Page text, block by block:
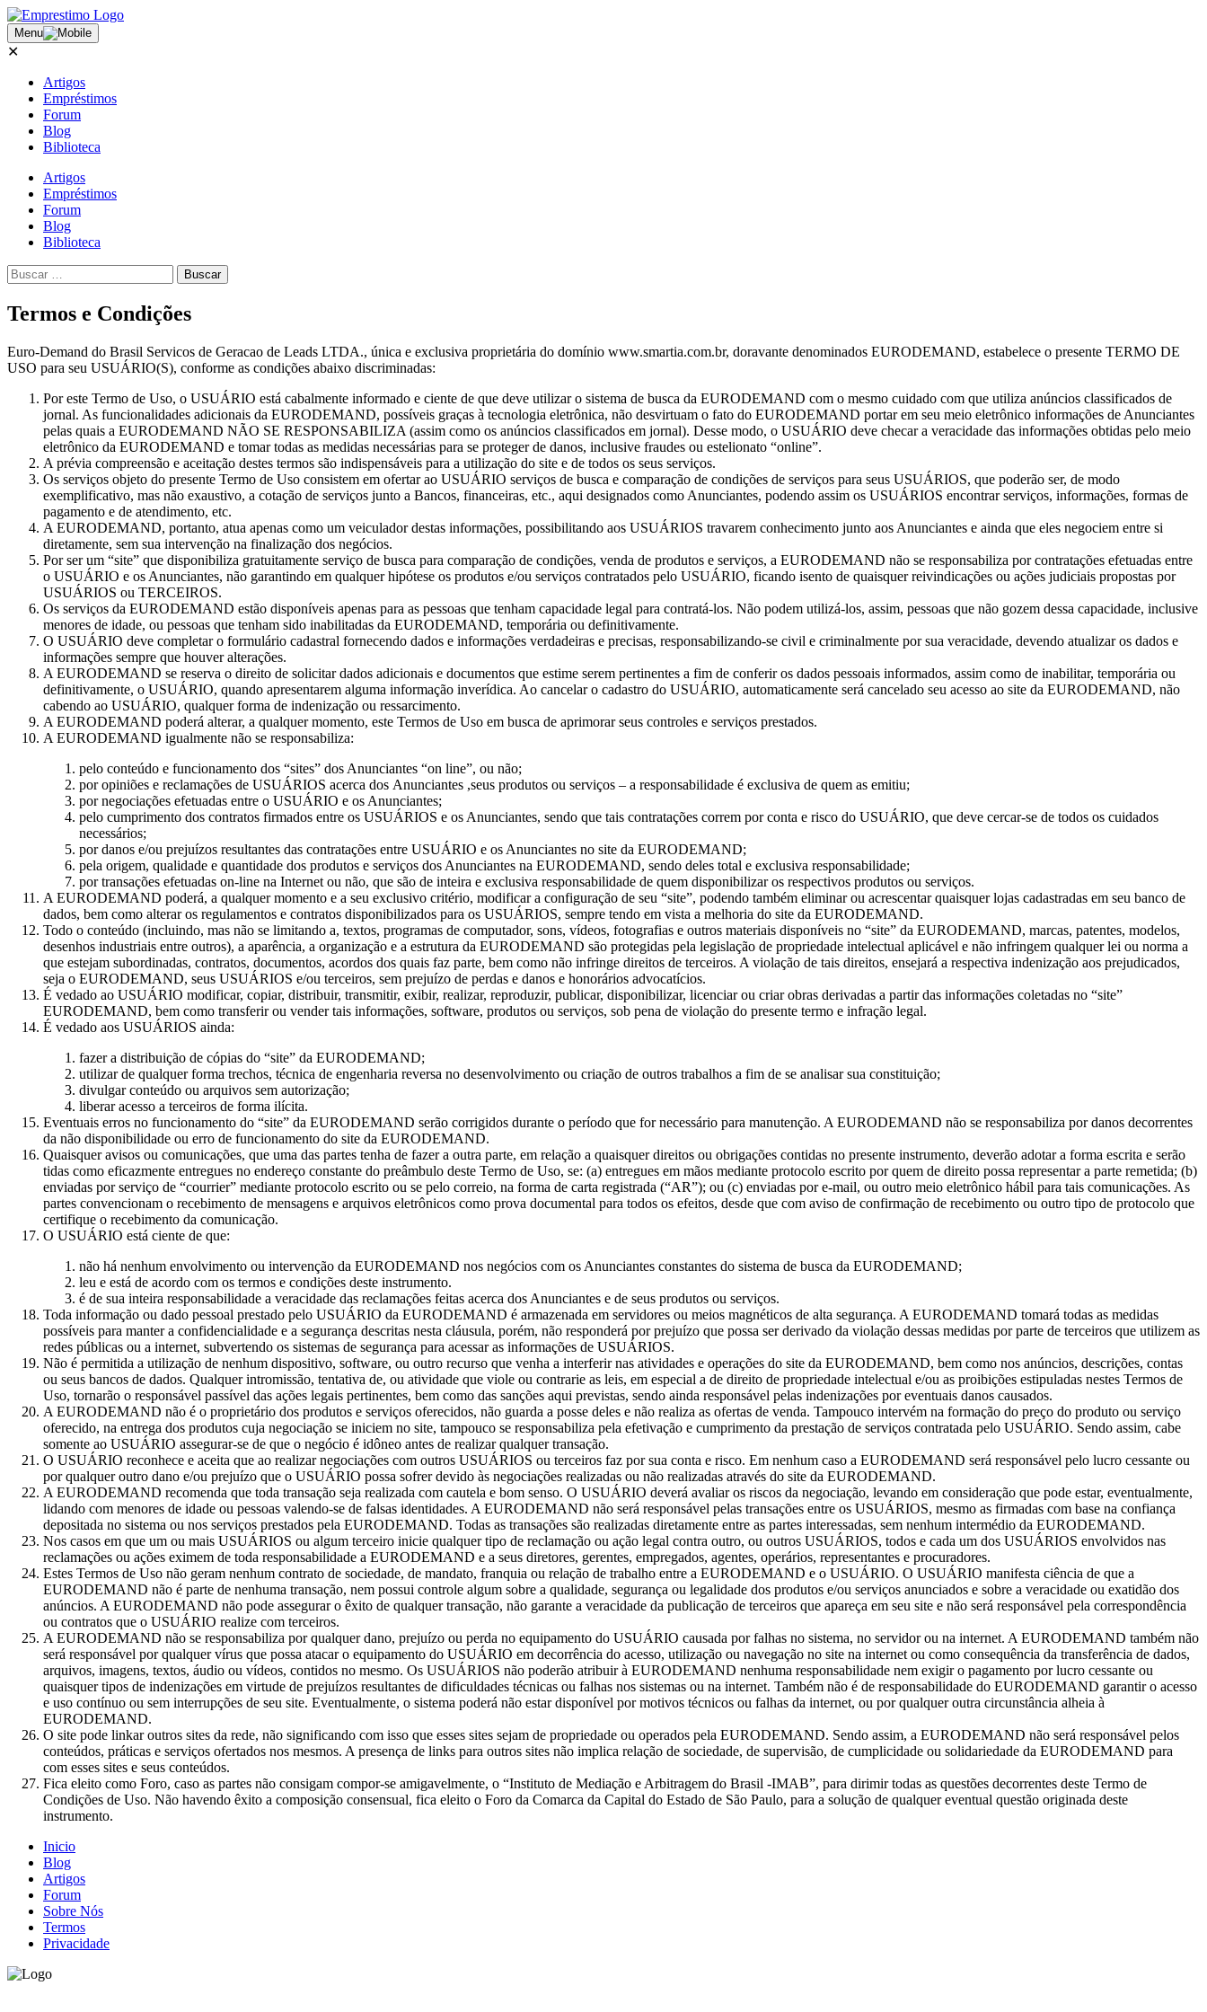
Menu
✕
Artigos
Empréstimos
Forum
Blog
Biblioteca
Artigos
Empréstimos
Forum
Blog
Biblioteca
Termos e Condições
Euro-Demand do Brasil Servicos de Geracao de Leads LTDA., única e exclusiva proprietária do domínio www.smartia.com.br, doravante denominados EURODEMAND, estabelece o presente TERMO DE
USO para seu USUÁRIO(S), conforme as condições abaixo discriminadas:
Por este Termo de Uso, o USUÁRIO está cabalmente informado e ciente de que deve utilizar o sistema de busca da EURODEMAND com o mesmo cuidado com que utiliza anúncios classificados de
jornal. As funcionalidades adicionais da EURODEMAND, possíveis graças à tecnologia eletrônica, não desvirtuam o fato do EURODEMAND portar em seu meio eletrônico informações de Anunciantes
pelas quais a EURODEMAND NÃO SE RESPONSABILIZA (assim como os anúncios classificados em jornal). Desse modo, o USUÁRIO deve checar a veracidade das informações obtidas pelo meio
eletrônico da EURODEMAND e tomar todas as medidas necessárias para se proteger de danos, inclusive fraudes ou estelionato “online”.
A prévia compreensão e aceitação destes termos são indispensáveis para a utilização do site e de todos os seus serviços.
Os serviços objeto do presente Termo de Uso consistem em ofertar ao USUÁRIO serviços de busca e comparação de condições de serviços para seus USUÁRIOS, que poderão ser, de modo
exemplificativo, mas não exaustivo, a cotação de serviços junto a Bancos, financeiras, etc., aqui designados como Anunciantes, podendo assim os USUÁRIOS encontrar serviços, informações, formas de
pagamento e de atendimento, etc.
A EURODEMAND, portanto, atua apenas como um veiculador destas informações, possibilitando aos USUÁRIOS travarem conhecimento junto aos Anunciantes e ainda que eles negociem entre si
diretamente, sem sua intervenção na finalização dos negócios.
Por ser um “site” que disponibiliza gratuitamente serviço de busca para comparação de condições, venda de produtos e serviços, a EURODEMAND não se responsabiliza por contratações efetuadas entre
o USUÁRIO e os Anunciantes, não garantindo em qualquer hipótese os produtos e/ou serviços contratados pelo USUÁRIO, ficando isento de quaisquer reivindicações ou ações judiciais propostas por
USUÁRIOS ou TERCEIROS.
Os serviços da EURODEMAND estão disponíveis apenas para as pessoas que tenham capacidade legal para contratá-los. Não podem utilizá-los, assim, pessoas que não gozem dessa capacidade, inclusive
menores de idade, ou pessoas que tenham sido inabilitadas da EURODEMAND, temporária ou definitivamente.
O USUÁRIO deve completar o formulário cadastral fornecendo dados e informações verdadeiras e precisas, responsabilizando-se civil e criminalmente por sua veracidade, devendo atualizar os dados e
informações sempre que houver alterações.
A EURODEMAND se reserva o direito de solicitar dados adicionais e documentos que estime serem pertinentes a fim de conferir os dados pessoais informados, assim como de inabilitar, temporária ou
definitivamente, o USUÁRIO, quando apresentarem alguma informação inverídica. Ao cancelar o cadastro do USUÁRIO, automaticamente será cancelado seu acesso ao site da EURODEMAND, não
cabendo ao USUÁRIO, qualquer forma de indenização ou ressarcimento.
A EURODEMAND poderá alterar, a qualquer momento, este Termos de Uso em busca de aprimorar seus controles e serviços prestados.
A EURODEMAND igualmente não se responsabiliza:
pelo conteúdo e funcionamento dos “sites” dos Anunciantes “on line”, ou não;
por opiniões e reclamações de USUÁRIOS acerca dos Anunciantes ,seus produtos ou serviços – a responsabilidade é exclusiva de quem as emitiu;
por negociações efetuadas entre o USUÁRIO e os Anunciantes;
pelo cumprimento dos contratos firmados entre os USUÁRIOS e os Anunciantes, sendo que tais contratações correm por conta e risco do USUÁRIO, que deve cercar-se de todos os cuidados
necessários;
por danos e/ou prejuízos resultantes das contratações entre USUÁRIO e os Anunciantes no site da EURODEMAND;
pela origem, qualidade e quantidade dos produtos e serviços dos Anunciantes na EURODEMAND, sendo deles total e exclusiva responsabilidade;
por transações efetuadas on-line na Internet ou não, que são de inteira e exclusiva responsabilidade de quem disponibilizar os respectivos produtos ou serviços.
A EURODEMAND poderá, a qualquer momento e a seu exclusivo critério, modificar a configuração de seu “site”, podendo também eliminar ou acrescentar quaisquer lojas cadastradas em seu banco de
dados, bem como alterar os regulamentos e contratos disponibilizados para os USUÁRIOS, sempre tendo em vista a melhoria do site da EURODEMAND.
Todo o conteúdo (incluindo, mas não se limitando a, textos, programas de computador, sons, vídeos, fotografias e outros materiais disponíveis no “site” da EURODEMAND, marcas, patentes, modelos,
desenhos industriais entre outros), a aparência, a organização e a estrutura da EURODEMAND são protegidas pela legislação de propriedade intelectual aplicável e não infringem qualquer lei ou norma a
que estejam subordinadas, contratos, documentos, acordos dos quais faz parte, bem como não infringe direitos de terceiros. A violação de tais direitos, ensejará a respectiva indenização aos prejudicados,
seja o EURODEMAND, seus USUÁRIOS e/ou terceiros, sem prejuízo de perdas e danos e honorários advocatícios.
É vedado ao USUÁRIO modificar, copiar, distribuir, transmitir, exibir, realizar, reproduzir, publicar, disponibilizar, licenciar ou criar obras derivadas a partir das informações coletadas no “site”
EURODEMAND, bem como transferir ou vender tais informações, software, produtos ou serviços, sob pena de violação do presente termo e infração legal.
É vedado aos USUÁRIOS ainda:
fazer a distribuição de cópias do “site” da EURODEMAND;
utilizar de qualquer forma trechos, técnica de engenharia reversa no desenvolvimento ou criação de outros trabalhos a fim de se analisar sua constituição;
divulgar conteúdo ou arquivos sem autorização;
liberar acesso a terceiros de forma ilícita.
Eventuais erros no funcionamento do “site” da EURODEMAND serão corrigidos durante o período que for necessário para manutenção. A EURODEMAND não se responsabiliza por danos decorrentes
da não disponibilidade ou erro de funcionamento do site da EURODEMAND.
Quaisquer avisos ou comunicações, que uma das partes tenha de fazer a outra parte, em relação a quaisquer direitos ou obrigações contidas no presente instrumento, deverão adotar a forma escrita e serão
tidas como eficazmente entregues no endereço constante do preâmbulo deste Termo de Uso, se: (a) entregues em mãos mediante protocolo escrito por quem de direito possa representar a parte remetida; (b)
enviadas por serviço de “courrier” mediante protocolo escrito ou se pelo correio, na forma de carta registrada (“AR”); ou (c) enviadas por e-mail, ou outro meio eletrônico hábil para tais comunicações. As
partes convencionam o recebimento de mensagens e arquivos eletrônicos como prova documental para todos os efeitos, desde que com aviso de confirmação de recebimento ou outro tipo de protocolo que
certifique o recebimento da comunicação.
O USUÁRIO está ciente de que:
não há nenhum envolvimento ou intervenção da EURODEMAND nos negócios com os Anunciantes constantes do sistema de busca da EURODEMAND;
leu e está de acordo com os termos e condições deste instrumento.
é de sua inteira responsabilidade a veracidade das reclamações feitas acerca dos Anunciantes e de seus produtos ou serviços.
Toda informação ou dado pessoal prestado pelo USUÁRIO da EURODEMAND é armazenada em servidores ou meios magnéticos de alta segurança. A EURODEMAND tomará todas as medidas
possíveis para manter a confidencialidade e a segurança descritas nesta cláusula, porém, não responderá por prejuízo que possa ser derivado da violação dessas medidas por parte de terceiros que utilizem as
redes públicas ou a internet, subvertendo os sistemas de segurança para acessar as informações de USUÁRIOS.
Não é permitida a utilização de nenhum dispositivo, software, ou outro recurso que venha a interferir nas atividades e operações do site da EURODEMAND, bem como nos anúncios, descrições, contas
ou seus bancos de dados. Qualquer intromissão, tentativa de, ou atividade que viole ou contrarie as leis, em especial a de direito de propriedade intelectual e/ou as proibições estipuladas nestes Termos de
Uso, tornarão o responsável passível das ações legais pertinentes, bem como das sanções aqui previstas, sendo ainda responsável pelas indenizações por eventuais danos causados.
A EURODEMAND não é o proprietário dos produtos e serviços oferecidos, não guarda a posse deles e não realiza as ofertas de venda. Tampouco intervém na formação do preço do produto ou serviço
oferecido, na entrega dos produtos cuja negociação se iniciem no site, tampouco se responsabiliza pela efetivação e cumprimento da prestação de serviços contratada pelo USUÁRIO. Sendo assim, cabe
somente ao USUÁRIO assegurar-se de que o negócio é idôneo antes de realizar qualquer transação.
O USUÁRIO reconhece e aceita que ao realizar negociações com outros USUÁRIOS ou terceiros faz por sua conta e risco. Em nenhum caso a EURODEMAND será responsável pelo lucro cessante ou
por qualquer outro dano e/ou prejuízo que o USUÁRIO possa sofrer devido às negociações realizadas ou não realizadas através do site da EURODEMAND.
A EURODEMAND recomenda que toda transação seja realizada com cautela e bom senso. O USUÁRIO deverá avaliar os riscos da negociação, levando em consideração que pode estar, eventualmente,
lidando com menores de idade ou pessoas valendo-se de falsas identidades. A EURODEMAND não será responsável pelas transações entre os USUÁRIOS, mesmo as firmadas com base na confiança
depositada no sistema ou nos serviços prestados pela EURODEMAND. Todas as transações são realizadas diretamente entre as partes interessadas, sem nenhum intermédio da EURODEMAND.
Nos casos em que um ou mais USUÁRIOS ou algum terceiro inicie qualquer tipo de reclamação ou ação legal contra outro, ou outros USUÁRIOS, todos e cada um dos USUÁRIOS envolvidos nas
reclamações ou ações eximem de toda responsabilidade a EURODEMAND e a seus diretores, gerentes, empregados, agentes, operários, representantes e procuradores.
Estes Termos de Uso não geram nenhum contrato de sociedade, de mandato, franquia ou relação de trabalho entre a EURODEMAND e o USUÁRIO. O USUÁRIO manifesta ciência de que a
EURODEMAND não é parte de nenhuma transação, nem possui controle algum sobre a qualidade, segurança ou legalidade dos produtos e/ou serviços anunciados e sobre a veracidade ou exatidão dos
anúncios. A EURODEMAND não pode assegurar o êxito de qualquer transação, não garante a veracidade da publicação de terceiros que apareça em seu site e não será responsável pela correspondência
ou contratos que o USUÁRIO realize com terceiros.
A EURODEMAND não se responsabiliza por qualquer dano, prejuízo ou perda no equipamento do USUÁRIO causada por falhas no sistema, no servidor ou na internet. A EURODEMAND também não
será responsável por qualquer vírus que possa atacar o equipamento do USUÁRIO em decorrência do acesso, utilização ou navegação no site na internet ou como consequência da transferência de dados,
arquivos, imagens, textos, áudio ou vídeos, contidos no mesmo. Os USUÁRIOS não poderão atribuir à EURODEMAND nenhuma responsabilidade nem exigir o pagamento por lucro cessante ou
quaisquer tipos de indenizações em virtude de prejuízos resultantes de dificuldades técnicas ou falhas nos sistemas ou na internet. Também não é de responsabilidade do EURODEMAND garantir o acesso
e uso contínuo ou sem interrupções de seu site. Eventualmente, o sistema poderá não estar disponível por motivos técnicos ou falhas da internet, ou por qualquer outra circunstância alheia à
EURODEMAND.
O site pode linkar outros sites da rede, não significando com isso que esses sites sejam de propriedade ou operados pela EURODEMAND. Sendo assim, a EURODEMAND não será responsável pelos
conteúdos, práticas e serviços ofertados nos mesmos. A presença de links para outros sites não implica relação de sociedade, de supervisão, de cumplicidade ou solidariedade da EURODEMAND para
com esses sites e seus conteúdos.
Fica eleito como Foro, caso as partes não consigam compor-se amigavelmente, o “Instituto de Mediação e Arbitragem do Brasil -IMAB”, para dirimir todas as questões decorrentes deste Termo de
Condições de Uso. Não havendo êxito a composição consensual, fica eleito o Foro da Comarca da Capital do Estado de São Paulo, para a solução de qualquer eventual questão originada deste
instrumento.
Inicio
Blog
Artigos
Forum
Sobre Nós
Termos
Privacidade